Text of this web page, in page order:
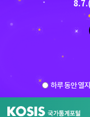
하루 동안 열